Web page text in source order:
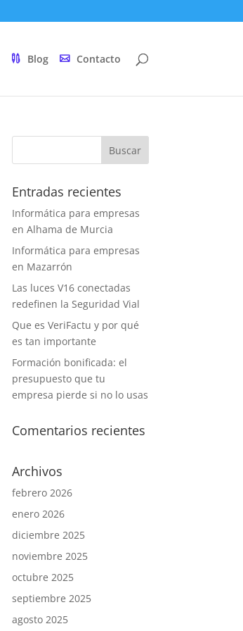
Blog Contacto
Entradas recientes
Informática para empresas
en Alhama de Murcia
Informática para empresas
en Mazarrón
Las luces V16 conectadas
redefinen la Seguridad Vial
Que es VeriFactu y por qué
es tan importante
Formación bonificada: el
presupuesto que tu
empresa pierde si no lo usas
Comentarios recientes
Archivos
febrero 2026
enero 2026
diciembre 2025
noviembre 2025
octubre 2025
septiembre 2025
agosto 2025